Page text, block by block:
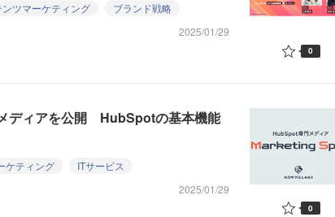
ンツマーケティング
ブランド戦略
2025/01/29
0
ディアを公開 HubSpotの基本機能
ケティング
ITサービス
2025/01/29
0